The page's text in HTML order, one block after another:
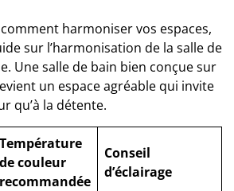
harmoniser vos espaces,
sur l’harmonisation de la salle de
. Une salle de bain bien conçue sur
un espace agréable qui invite
qu’à la détente.
Température
de couleur
recommandée
Conseil
d’éclairage